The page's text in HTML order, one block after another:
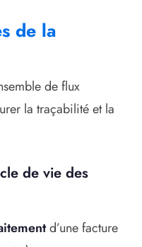
de la
de flux
la traçabilité et la
de vie des
d’une facture